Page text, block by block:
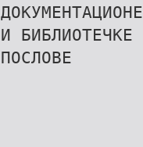
ДОКУМЕНТАЦИОНЕ
И БИБЛИОТЕЧКЕ
ПОСЛОВЕ